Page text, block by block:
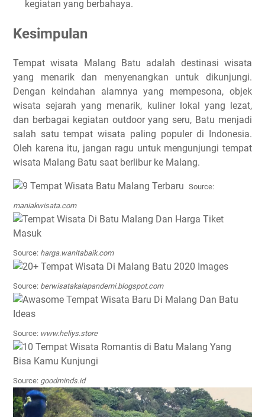
kegiatan yang berbahaya.
Kesimpulan
Tempat wisata Malang Batu adalah destinasi wisata
yang menarik dan menyenangkan untuk dikunjungi.
Dengan keindahan alamnya yang mempesona, objek
wisata sejarah yang menarik, kuliner lokal yang lezat,
dan berbagai kegiatan outdoor yang seru, Batu menjadi
salah satu tempat wisata paling populer di Indonesia.
Oleh karena itu, jangan ragu untuk mengunjungi tempat
wisata Malang Batu saat berlibur ke Malang.
Source:
maniakwisata.com
Source: harga.wanitabaik.com
Source: berwisatakalapandemi.blogspot.com
Source: www.heliys.store
Source: goodminds.id